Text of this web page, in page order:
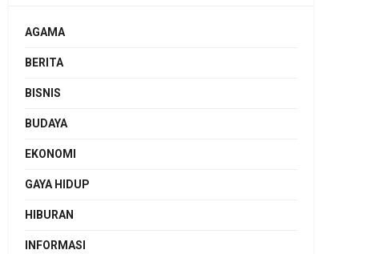
AGAMA
BERITA
BISNIS
BUDAYA
EKONOMI
GAYA HIDUP
HIBURAN
INFORMASI